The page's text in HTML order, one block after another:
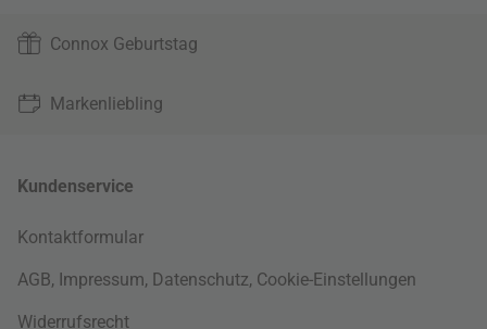
Connox Geburtstag
Markenliebling
Kundenservice
Kontaktformular
AGB, Impressum, Datenschutz, Cookie-Einstellungen
Widerrufsrecht